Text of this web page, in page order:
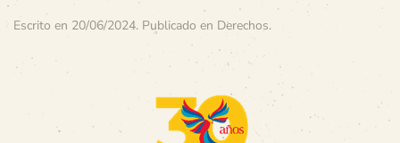
Escrito en 20/06/2024. Publicado en Derechos.